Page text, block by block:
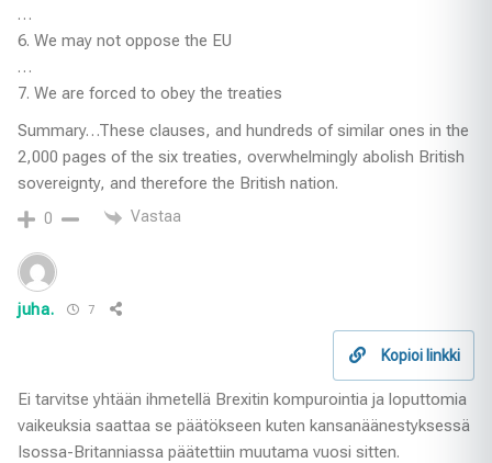
…
6. We may not oppose the EU
…
7. We are forced to obey the treaties
Summary…These clauses, and hundreds of similar ones in the
2,000 pages of the six treaties, overwhelmingly abolish British
sovereignty, and therefore the British nation.
0 Vastaa
juha. 7
Kopioi linkki
Ei tarvitse yhtään ihmetellä Brexitin kompurointia ja loputtomia
vaikeuksia saattaa se päätökseen kuten kansanäänestyksessä
Isossa-Britanniassa päätettiin muutama vuosi sitten.